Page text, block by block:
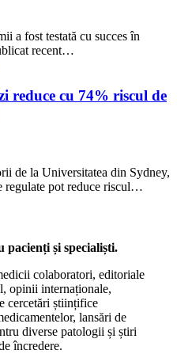
a fost testată cu succes în
recent…
reduce cu 74% riscul de
de la Universitatea din Sydney,
regulate pot reduce riscul…
pacienți și specialiști.
colaboratori, editoriale
opinii internaționale,
cercetări științifice
lansări de
diverse patologii și știri
încredere.